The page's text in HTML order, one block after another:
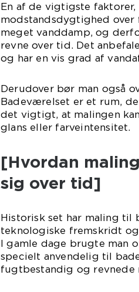
En af de vigtigste
modstandsdygtighed
meget vanddamp, og
revne over tid. Det
og har en vis grad af
Derudover bør man også
Badeværelset er et rum,
det vigtigt, at malingen
glans eller farveintensitet.
[Hvordan
sig over tid]
Historisk set har maling
teknologiske fremskridt
I gamle dage brugte man
specielt anvendelig til
fugtbestandig og revnede